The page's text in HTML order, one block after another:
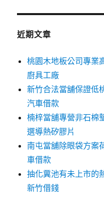
鍵
近期文章
桃園木地板公司專業
廚具工廠
新竹合法當舖保證低
汽車借款
楠梓當舖專營非石棉
選導熱矽膠片
南屯當舖除眼袋方案
車借款
抽化糞池有未上市的
新竹借錢